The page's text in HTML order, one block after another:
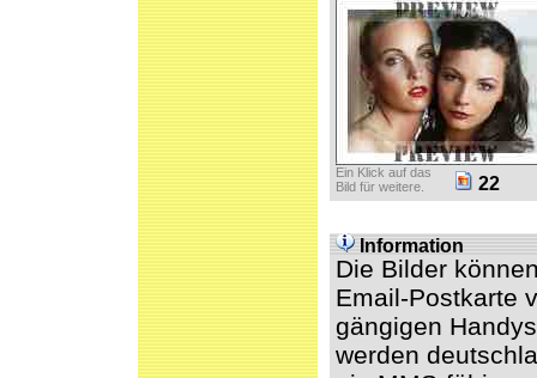
Ein Klick auf das
Bild für weitere.
22
Information
Die Bilder
Email-Postkarte
gängigen
werden